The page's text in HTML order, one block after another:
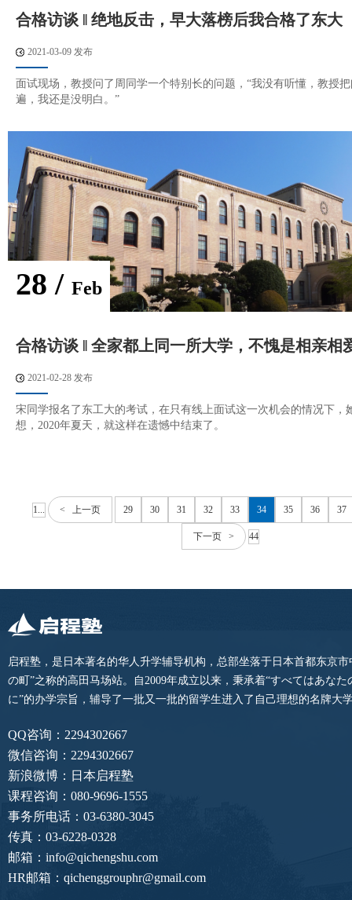
合格访谈 ‖ 绝地反击，早大落榜后我合格了东大
2021-03-09 发布
面试现场，教授问了周同学一个特别长的问题，“我没有听懂，教授
遍，我还是没明白。”
28 / Feb
合格访谈 ‖ 全家都上同一所大学，不愧是相亲相
2021-02-28 发布
宋同学报名了东工大的考试，在只有线上面试这一次机会的情况下，
想，2020年夏天，就这样在遗憾中结束了。
1... < 上一页 29 30 31 32 33 34 35 36 37
下一页 > 44
启程塾，是日本著名的华人升学辅导机构，总部坐落于日本首都东京市
の町”之称的高田马场站。自2009年成立以来，秉承着“すべてはあなた
に”的办学宗旨，辅导了一批又一批的留学生进入了自己理想的名牌大
QQ咨询：2294302667
微信咨询：2294302667
新浪微博：日本启程塾
课程咨询：080-9696-1555
事务所电话：03-6380-3045
传真：03-6228-0328
邮箱：info@qichengshu.com
HR邮箱：qichenggrouphr@gmail.com